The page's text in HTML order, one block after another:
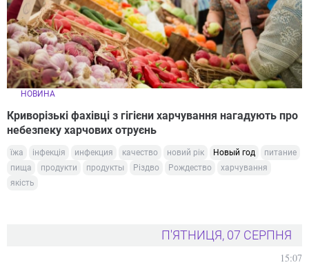
НОВИНА
Криворізькі фахівці з гігієни харчування нагадують про
небезпеку харчових отруєнь
їжа інфекція инфекция качество новий рік Новый год
питание
пища
продукти продукты Різдво Рождество
харчування
якість
П'ЯТНИЦЯ, 07 СЕРПНЯ
15:07